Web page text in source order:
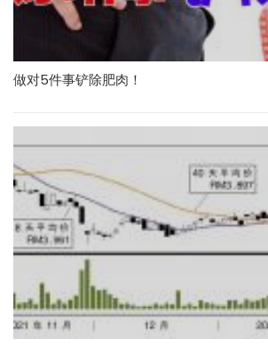
做对5件事铲除肥肉！